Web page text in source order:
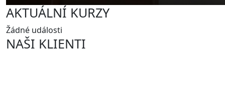
AKTUÁLNÍ KURZY
Žádné události
NAŠI KLIENTI